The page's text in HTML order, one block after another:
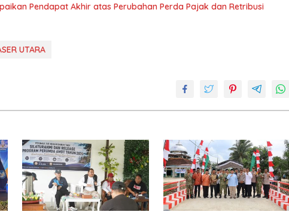
Pendapat Akhir atas Perubahan Perda Pajak dan Retribusi
UTARA